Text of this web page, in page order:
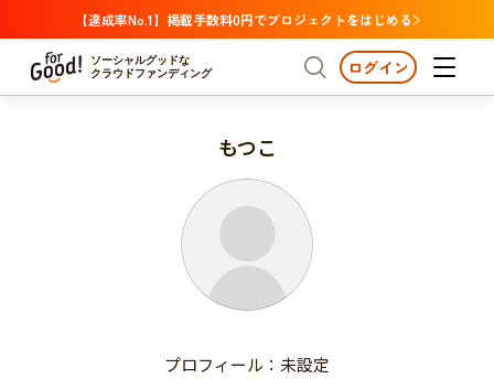
【達成率No.1】掲載手数料0円でプロジェクトをはじめる
ソーシャルグッドな
クラウドファンディング
プロジェクトからさがす 注目
支援金額が多い
支援人数が多い
終了日が近い
国際協力
支援金額が多い
終了日が近い
カテゴリーからさがす
医療・福祉
子ども・教育
人権・マイノリティ
ログイン
もつこ
プロフィール：未設定